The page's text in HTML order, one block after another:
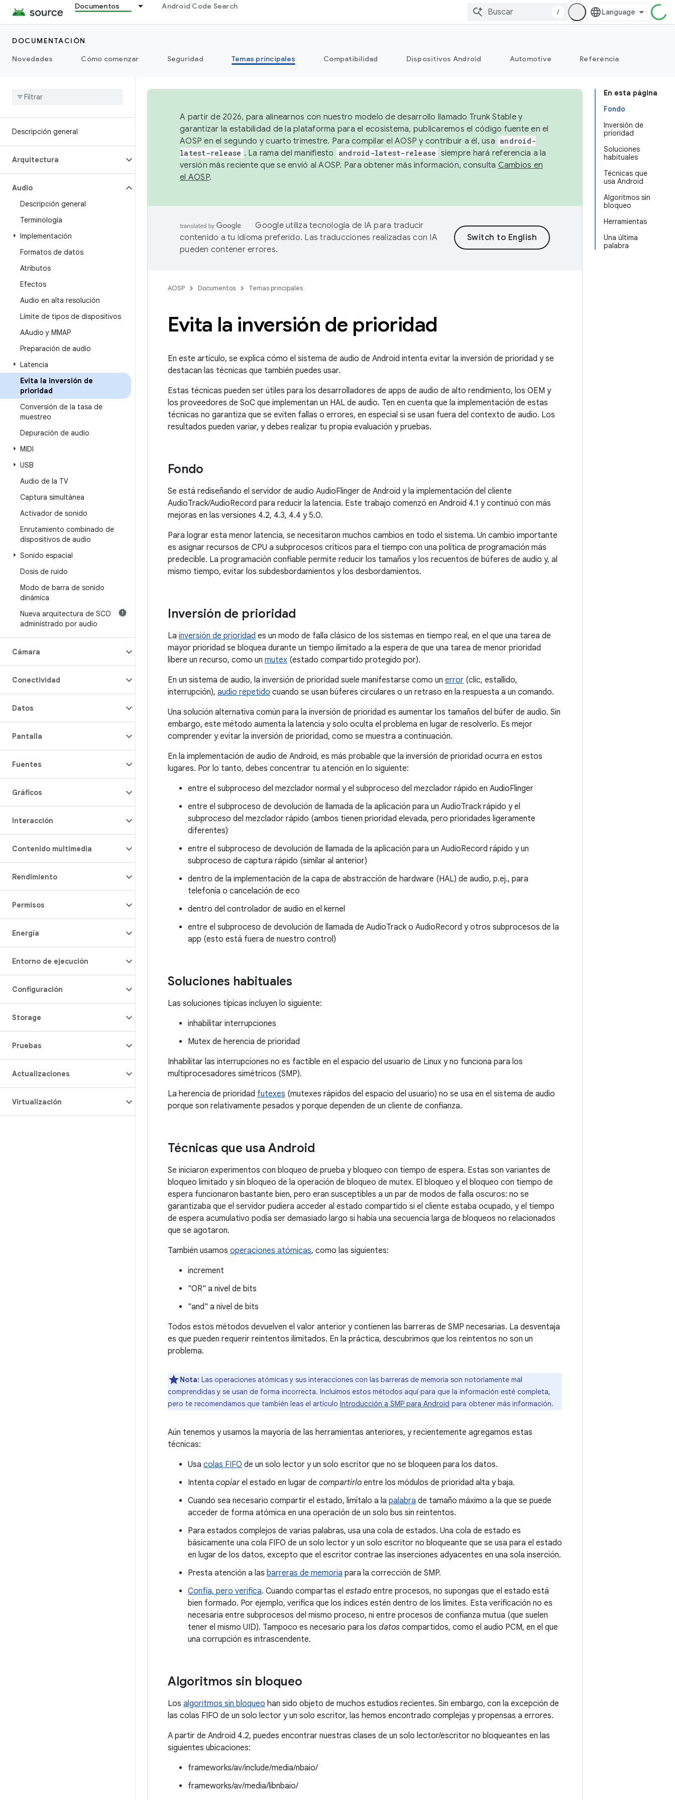
Documentos Android Code Search
/
DOCUMENTACIÓN
Novedades
Cómo comenzar Seguridad Temas principales Compatibilidad Dispositivos Android Automotive Referencia
Descripción general
Arquitectura
Audio
Descripción general
Terminología
Implementación
Formatos de datos
Atributos
Efectos
Audio en alta resolución
Límite de tipos de dispositivos
AAudio y MMAP
Preparación de audio
Latencia
Evita la inversión de
prioridad
Conversión de la tasa de
muestreo
Depuración de audio
MIDI
USB
Audio de la TV
Captura simultánea
Activador de sonido
Enrutamiento combinado de
dispositivos de audio
Sonido espacial
Dosis de ruido
Modo de barra de sonido
dinámica
Nueva arquitectura de SCO
administrado por audio
Cámara
Conectividad
Datos
Pantalla
Fuentes
Gráficos
Interacción
Contenido multimedia
Rendimiento
Permisos
Energía
Entorno de ejecución
Configuración
Storage
Pruebas
Actualizaciones
Virtualización
En esta página
Fondo
Inversión de
prioridad
Soluciones
habituales
Técnicas que
usa Android
Algoritmos sin
bloqueo
Herramientas
Una última
palabra
A partir de 2026, para alinearnos con nuestro modelo de desarrollo llamado Trunk Stable y
garantizar la estabilidad de la plataforma para el ecosistema, publicaremos el código fuente en el
AOSP en el segundo y cuarto trimestre. Para compilar el AOSP y contribuir a él, usa android-
latest-release . La rama del manifiesto android-latest-release siempre hará referencia a la
versión más reciente que se envió al AOSP. Para obtener más información, consulta Cambios en
el AOSP.
Google utiliza tecnología de IA para traducir
contenido a tu idioma preferido. Las traducciones realizadas con IA
pueden contener errores.
AOSP Documentos Temas principales
Evita la inversión de prioridad
En este artículo, se explica cómo el sistema de audio de Android intenta evitar la inversión de prioridad y se
destacan las técnicas que también puedes usar.
Estas técnicas pueden ser útiles para los desarrolladores de apps de audio de alto rendimiento, los OEM y
los proveedores de SoC que implementan un HAL de audio. Ten en cuenta que la implementación de estas
técnicas no garantiza que se eviten fallas o errores, en especial si se usan fuera del contexto de audio. Los
resultados pueden variar, y debes realizar tu propia evaluación y pruebas.
Fondo
Se está rediseñando el servidor de audio AudioFlinger de Android y la implementación del cliente
AudioTrack/AudioRecord para reducir la latencia. Este trabajo comenzó en Android 4.1 y continuó con más
mejoras en las versiones 4.2, 4.3, 4.4 y 5.0.
Para lograr esta menor latencia, se necesitaron muchos cambios en todo el sistema. Un cambio importante
es asignar recursos de CPU a subprocesos críticos para el tiempo con una política de programación más
predecible. La programación confiable permite reducir los tamaños y los recuentos de búferes de audio y, al
mismo tiempo, evitar los subdesbordamientos y los desbordamientos.
Inversión de prioridad
La inversión de prioridad es un modo de falla clásico de los sistemas en tiempo real, en el que una tarea de
mayor prioridad se bloquea durante un tiempo ilimitado a la espera de que una tarea de menor prioridad
libere un recurso, como un mutex (estado compartido protegido por).
En un sistema de audio, la inversión de prioridad suele manifestarse como un error (clic, estallido,
interrupción), audio repetido cuando se usan búferes circulares o un retraso en la respuesta a un comando.
Una solución alternativa común para la inversión de prioridad es aumentar los tamaños del búfer de audio. Sin
embargo, este método aumenta la latencia y solo oculta el problema en lugar de resolverlo. Es mejor
comprender y evitar la inversión de prioridad, como se muestra a continuación.
En la implementación de audio de Android, es más probable que la inversión de prioridad ocurra en estos
lugares. Por lo tanto, debes concentrar tu atención en lo siguiente:
entre el subproceso del mezclador normal y el subproceso del mezclador rápido en AudioFlinger
entre el subproceso de devolución de llamada de la aplicación para un AudioTrack rápido y el
subproceso del mezclador rápido (ambos tienen prioridad elevada, pero prioridades ligeramente
diferentes)
entre el subproceso de devolución de llamada de la aplicación para un AudioRecord rápido y un
subproceso de captura rápido (similar al anterior)
dentro de la implementación de la capa de abstracción de hardware (HAL) de audio, p.ej., para
telefonía o cancelación de eco
dentro del controlador de audio en el kernel
entre el subproceso de devolución de llamada de AudioTrack o AudioRecord y otros subprocesos de la
app (esto está fuera de nuestro control)
Soluciones habituales
Las soluciones típicas incluyen lo siguiente:
inhabilitar interrupciones
Mutex de herencia de prioridad
Inhabilitar las interrupciones no es factible en el espacio del usuario de Linux y no funciona para los
multiprocesadores simétricos (SMP).
La herencia de prioridad futexes (mutexes rápidos del espacio del usuario) no se usa en el sistema de audio
porque son relativamente pesados y porque dependen de un cliente de confianza.
Técnicas que usa Android
Se iniciaron experimentos con bloqueo de prueba y bloqueo con tiempo de espera. Estas son variantes de
bloqueo limitado y sin bloqueo de la operación de bloqueo de mutex. El bloqueo y el bloqueo con tiempo de
espera funcionaron bastante bien, pero eran susceptibles a un par de modos de falla oscuros: no se
garantizaba que el servidor pudiera acceder al estado compartido si el cliente estaba ocupado, y el tiempo
de espera acumulativo podía ser demasiado largo si había una secuencia larga de bloqueos no relacionados
que se agotaron.
También usamos operaciones atómicas, como las siguientes:
increment
"OR" a nivel de bits
"and" a nivel de bits
Todos estos métodos devuelven el valor anterior y contienen las barreras de SMP necesarias. La desventaja
es que pueden requerir reintentos ilimitados. En la práctica, descubrimos que los reintentos no son un
problema.
Nota: Las operaciones atómicas y sus interacciones con las barreras de memoria son notoriamente mal
comprendidas y se usan de forma incorrecta. Incluimos estos métodos aquí para que la información esté completa,
pero te recomendamos que también leas el artículo Introducción a SMP para Android para obtener más información.
Aún tenemos y usamos la mayoría de las herramientas anteriores, y recientemente agregamos estas
técnicas:
Usa colas FIFO de un solo lector y un solo escritor que no se bloqueen para los datos.
Intenta copiarel estado en lugar de compartirlo entre los módulos de prioridad alta y baja.
Cuando sea necesario compartir el estado, limítalo a la palabra de tamaño máximo a la que se puede
acceder de forma atómica en una operación de un solo bus sin reintentos.
Para estados complejos de varias palabras, usa una cola de estados. Una cola de estado es
básicamente una cola FIFO de un solo lector y un solo escritor no bloqueante que se usa para el estado
en lugar de los datos, excepto que el escritor contrae las inserciones adyacentes en una sola inserción.
Presta atención a las barreras de memoria para la corrección de SMP.
Confía, pero verifica. Cuando compartas el estado entre procesos, no supongas que el estado está
bien formado. Por ejemplo, verifica que los índices estén dentro de los límites. Esta verificación no es
necesaria entre subprocesos del mismo proceso, ni entre procesos de confianza mutua (que suelen
tener el mismo UID). Tampoco es necesario para los datos compartidos, como el audio PCM, en el que
una corrupción es intrascendente.
Algoritmos sin bloqueo
Los algoritmos sin bloqueo han sido objeto de muchos estudios recientes. Sin embargo, con la excepción de
las colas FIFO de un solo lector y un solo escritor, las hemos encontrado complejas y propensas a errores.
A partir de Android 4.2, puedes encontrar nuestras clases de un solo lector/escritor no bloqueantes en las
siguientes ubicaciones:
frameworks/av/include/media/nbaio/
frameworks/av/media/libnbaio/